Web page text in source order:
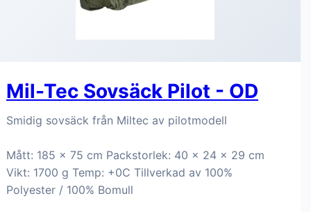
Mil-Tec Sovsäck Pilot - OD
Smidig sovsäck från Miltec av pilotmodell
Mått: 185 x 75 cm Packstorlek: 40 x 24 x 29 cm
Vikt: 1700 g Temp: +0C Tillverkad av 100%
Polyester / 100% Bomull